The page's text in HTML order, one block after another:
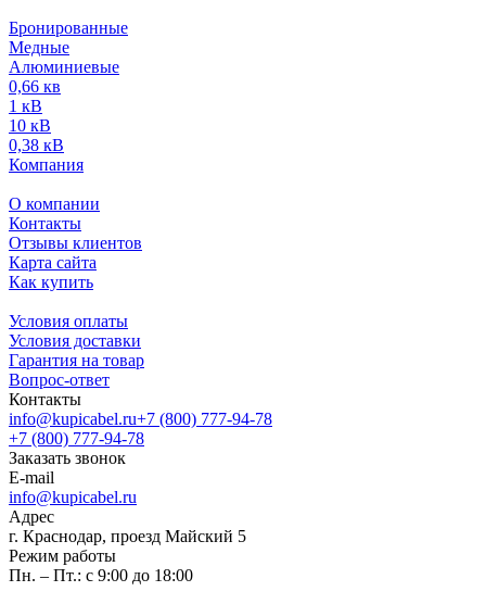
Бронированные
Медные
Алюминиевые
0,66 кв
1 кВ
10 кВ
0,38 кВ
Компания
О компании
Контакты
Отзывы клиентов
Карта сайта
Как купить
Условия оплаты
Условия доставки
Гарантия на товар
Вопрос-ответ
Контакты
info@kupicabel.ru+7 (800) 777-94-78
+7 (800) 777-94-78
Заказать звонок
E-mail
info@kupicabel.ru
Адрес
г. Краснодар, проезд Майский 5
Режим работы
Пн. – Пт.: с 9:00 до 18:00